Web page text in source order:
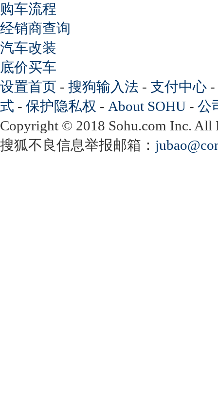
购车流程
经销商查询
汽车改装
底价买车
设置首页 - 搜狗输入法 - 支付中心 -
式 - 保护隐私权 - About SOHU - 公
Copyright © 2018 Sohu.com Inc.
搜狐不良信息举报邮箱：